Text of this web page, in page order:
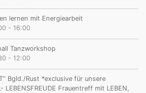
lernen mit Energiearbeit
- 16:00
Tanzworkshop
- 12:00
Bgld./Rust *exclusive für unsere
LEBENSFREUDE Frauentreff mit LEBEN,